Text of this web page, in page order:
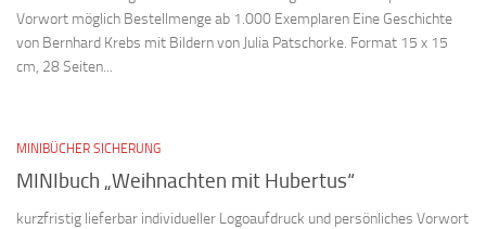
Vorwort möglich Bestellmenge ab 1.000 Exemplaren Eine Geschichte
von Bernhard Krebs mit Bildern von Julia Patschorke. Format 15 x 15
cm, 28 Seiten...
MINIBÜCHER SICHERUNG
MINIbuch „Weihnachten mit Hubertus“
kurzfristig lieferbar individueller Logoaufdruck und persönliches Vorwort